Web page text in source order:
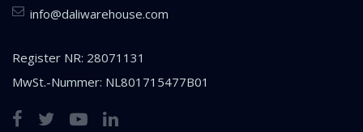
info@daliwarehouse.com
Register NR: 28071131
MwSt.-Nummer: NL801715477B01